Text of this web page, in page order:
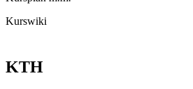
Kurswiki
KTH